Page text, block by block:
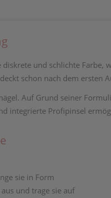
diskrete und schlichte
schon nach dem ersten
Auf Grund seiner
integrierte Profipinsel
sie in Form
und trage sie auf